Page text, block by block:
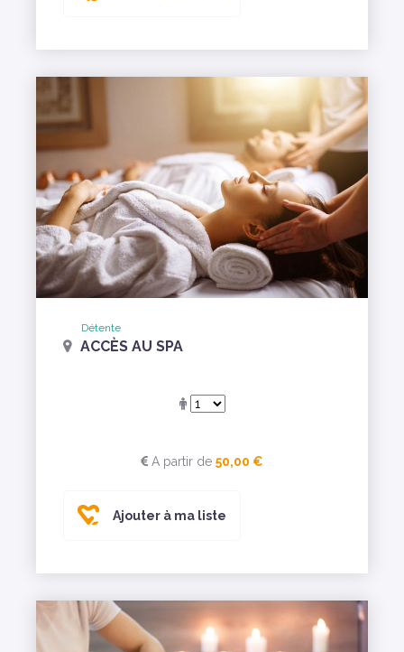
Détente
ACCÈS AU SPA
A partir de 50,00 €
Ajouter à ma liste